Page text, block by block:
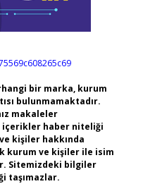
bir marka, kurum
bulunmamaktadır.
makaleler
içerikler haber niteliği
kişiler hakkında
kurum ve kişiler ile isim
Sitemizdeki bilgiler
taşımazlar.